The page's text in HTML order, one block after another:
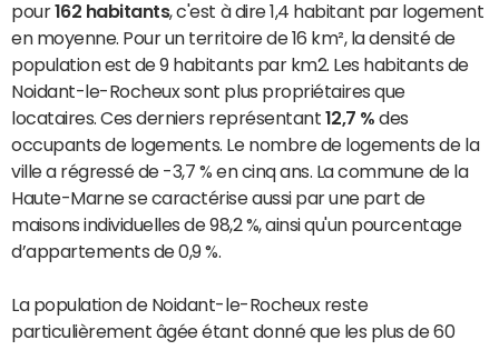
pour162 habitants, c'est à dire 1,4 habitant par logement
en moyenne. Pour un territoire de 16 km², la densité de
population est de 9 habitants par km2. Les habitants de
Noidant-le-Rocheux sont plus propriétaires que
locataires. Ces derniers représentant 12,7 % des
occupants de logements. Le nombre de logements de la
ville a régressé de -3,7 % en cinq ans. La commune de la
Haute-Marne se caractérise aussi par une part de
maisons individuelles de 98,2 %, ainsi qu'un pourcentage
d’appartements de 0,9 %.
La population de Noidant-le-Rocheux reste
particulièrement âgée étant donné que les plus de 60